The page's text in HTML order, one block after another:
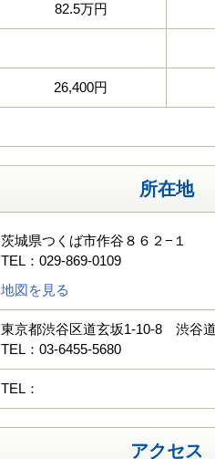
82.5万円
26,400円
所在地
茨城県つくば市作谷８６２−１
TEL：029-869-0109
地図を見る
東京都渋谷区道玄坂1-10-8 渋谷
TEL：03-6455-5680
TEL：
アクセス